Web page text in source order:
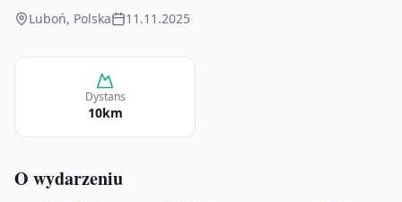
Luboń, Polska 11.11.2025
Dystans
10km
O wydarzeniu